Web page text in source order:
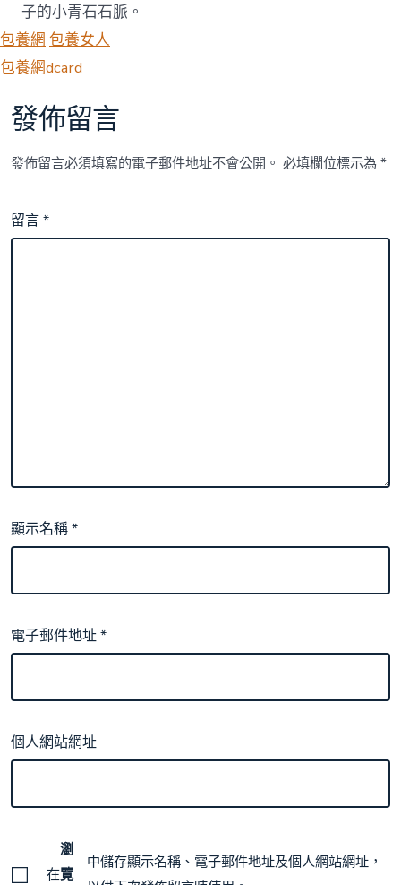
子的小青石石脈。
包養網 包養女人
包養網dcard
發佈留言
發佈留言必須填寫的電子郵件地址不會公開。 必填欄位標示為*
留言*
顯示名稱*
電子郵件地址*
個人網站網址
在
瀏
覽
中儲存顯示名稱、電子郵件地址及個人網站網址，